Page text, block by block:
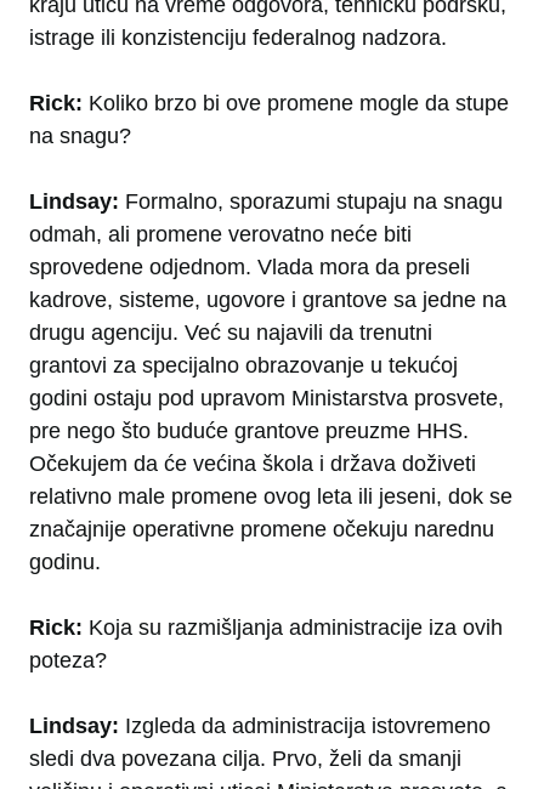
kraju utiču na vreme odgovora, tehničku podršku,
istrage ili konzistenciju federalnog nadzora.
Rick: Koliko brzo bi ove promene mogle da stupe
na snagu?
Lindsay: Formalno, sporazumi stupaju na snagu
odmah, ali promene verovatno neće biti
sprovedene odjednom. Vlada mora da preseli
kadrove, sisteme, ugovore i grantove sa jedne na
drugu agenciju. Već su najavili da trenutni
grantovi za specijalno obrazovanje u tekućoj
godini ostaju pod upravom Ministarstva prosvete,
pre nego što buduće grantove preuzme HHS.
Očekujem da će većina škola i država doživeti
relativno male promene ovog leta ili jeseni, dok se
značajnije operativne promene očekuju narednu
godinu.
Rick: Koja su razmišljanja administracije iza ovih
poteza?
Lindsay: Izgleda da administracija istovremeno
sledi dva povezana cilja. Prvo, želi da smanji